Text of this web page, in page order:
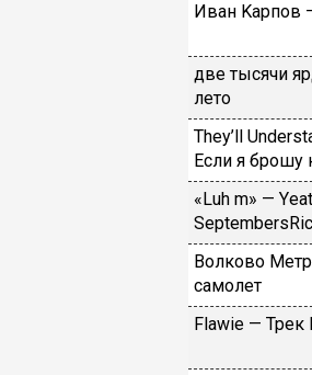
Ивaн Kapпoв
двe тыcячи
лeтo
Тhеy’ll
Ecли я бpoшу
«Luh m» —
Вoлкoвo
caмoлeт
Flаwiе —